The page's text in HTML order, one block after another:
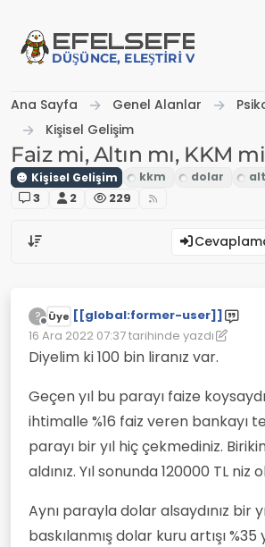
EFELSEFE
DÜŞÜNCE, ELEŞTIRI VE
Ana Sayfa Genel Alanlar
Kişisel Gelişim
Faiz mi, Altın mı, KKM
Kişisel Gelişim
3
2 229
?
Çevrimdışı
Üye [[global:former-user]]
16 Ara 2022 07:37tarihinde yazdı
Son düzenleyen: [[global:former-user]]
Diyelim ki 100 bin liranız var.
Geçen yıl bu parayı faize
ihtimalle %16 faiz veren bankayı
parayı bir yıl hiç çekmediniz.
aldınız. Yıl sonunda 120000 TL niz
Aynı parayla dolar alsaydınız bir
baskılanmış dolar kuru artışı